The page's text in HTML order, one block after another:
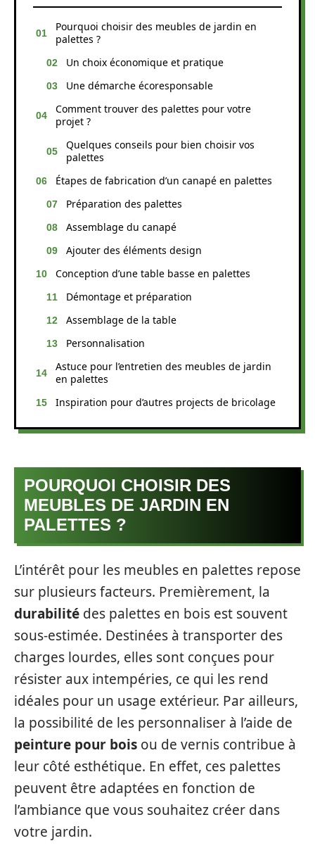
Pourquoi choisir des meubles de jardin en
palettes ?
Un choix économique et pratique
Une démarche écoresponsable
Comment trouver des palettes pour votre
projet ?
Quelques conseils pour bien choisir vos
palettes
Étapes de fabrication d’un canapé en palettes
Préparation des palettes
Assemblage du canapé
Ajouter des éléments design
Conception d’une table basse en palettes
Démontage et préparation
Assemblage de la table
Personnalisation
Astuce pour l’entretien des meubles de jardin
en palettes
Inspiration pour d’autres projects de bricolage
POURQUOI CHOISIR DES
MEUBLES DE JARDIN EN
PALETTES ?
L’intérêt pour les meubles en palettes repose
sur plusieurs facteurs. Premièrement, la
durabilité des palettes en bois est souvent
sous-estimée. Destinées à transporter des
charges lourdes, elles sont conçues pour
résister aux intempéries, ce qui les rend
idéales pour un usage extérieur. Par ailleurs,
la possibilité de les personnaliser à l’aide de
peinture pour bois ou de vernis contribue à
leur côté esthétique. En effet, ces palettes
peuvent être adaptées en fonction de
l’ambiance que vous souhaitez créer dans
votre jardin.